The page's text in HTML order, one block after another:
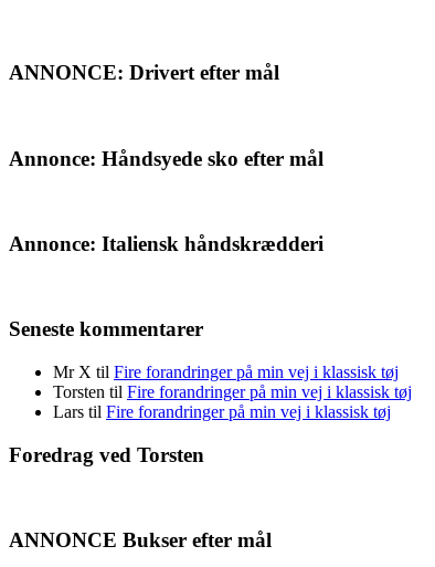
ANNONCE: Drivert efter mål
Annonce: Håndsyede sko efter mål
Annonce: Italiensk håndskrædderi
Seneste kommentarer
Mr X til Fire forandringer på min vej i klassisk tøj
Torsten til Fire forandringer på min vej i klassisk tøj
Lars til Fire forandringer på min vej i klassisk tøj
Foredrag ved Torsten
ANNONCE Bukser efter mål